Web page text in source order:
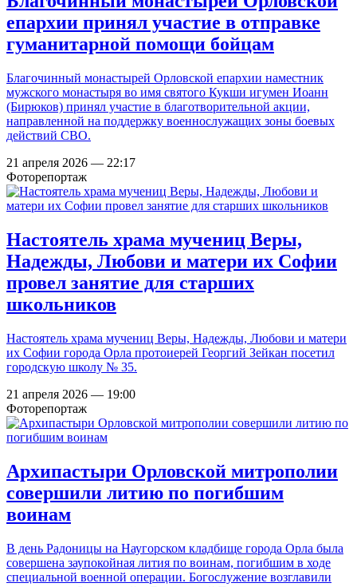
епархии принял участие в отправке
гуманитарной помощи бойцам
Благочинный монастырей Орловской епархии наместник
мужского монастыря во имя святого Кукши игумен Иоанн
(Бирюков) принял участие в благотворительной акции,
направленной на поддержку военнослужащих зоны боевых
действий СВО.
21 апреля 2026 — 22:17
Фоторепортаж
Настоятель храма мучениц Веры,
Надежды, Любови и матери их Софии
провел занятие для старших
школьников
Настоятель храма мучениц Веры, Надежды, Любови и матери
их Софии города Орла протоиерей Георгий Зейкан посетил
городскую школу № 35.
21 апреля 2026 — 19:00
Фоторепортаж
Архипастыри Орловской митрополии
совершили литию по погибшим
воинам
В день Радоницы на Наугорском кладбище города Орла была
совершена заупокойная лития по воинам, погибшим в ходе
специальной военной операции. Богослужение возглавили